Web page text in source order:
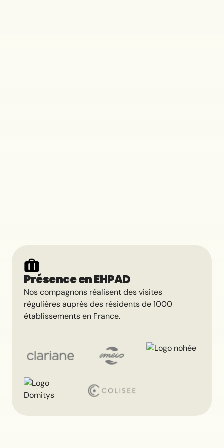
Présence en EHPAD
Nos compagnons réalisent des visites
régulières auprès des résidents de 1000
établissements en France.